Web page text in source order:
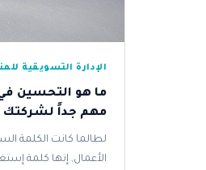
الإدارة التسويقية
ما هو التحسين في
مهم جداً لشركتك
لطالما كانت الكلمة
الأعمال, إنها كلمة